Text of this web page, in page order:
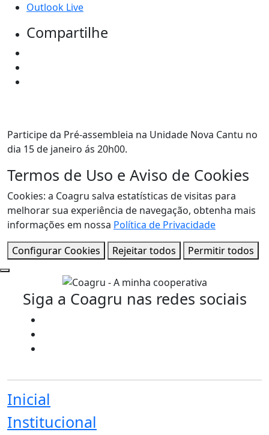
Outlook Live
Compartilhe
Participe da Pré-assembleia na Unidade Nova Cantu no
dia 15 de janeiro ás 20h00.
Termos de Uso e Aviso de Cookies
Cookies: a Coagru salva estatísticas de visitas para
melhorar sua experiência de navegação, obtenha mais
informações em nossa Política de Privacidade
Configurar Cookies
Rejeitar todos Permitir todos
Siga a Coagru nas redes sociais
Inicial
Institucional